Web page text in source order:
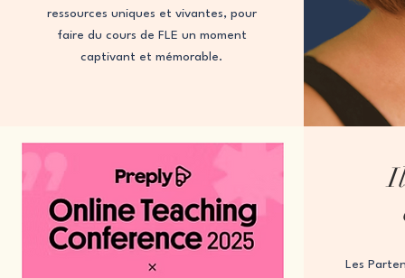
ressources uniques et vivantes, pour
faire du cours de FLE un moment
captivant et mémorable.
Les